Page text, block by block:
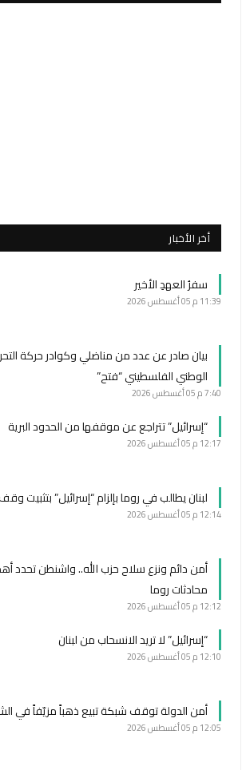
أخر الأخبار
سفرُ العهدِ الأخير
11:39 م 05 أغسطس 2026
بيان صادر عن عدد من مناضلي وكوادر حركة
الوطني الفلسطيني “فتح”
7:40 م 05 أغسطس 2026
“إسرائيل” تتراجع عن موقفها من الحدود البرية
12:17 م 05 أغسطس 2026
لبنان يطالب في روما بإلزام “إسرائيل” بتثبيت وقف
12:14 م 05 أغسطس 2026
أمن دائم ونزع سلاح حزب الله.. واشنطن تحدد
محادثات روما
12:12 م 05 أغسطس 2026
“إسرائيل” لا تريد الانسحاب من لبنان
12:10 م 05 أغسطس 2026
أمن الدولة توقف شبكة تبيع ذهباً مزيّفاً في
12:05 م 05 أغسطس 2026